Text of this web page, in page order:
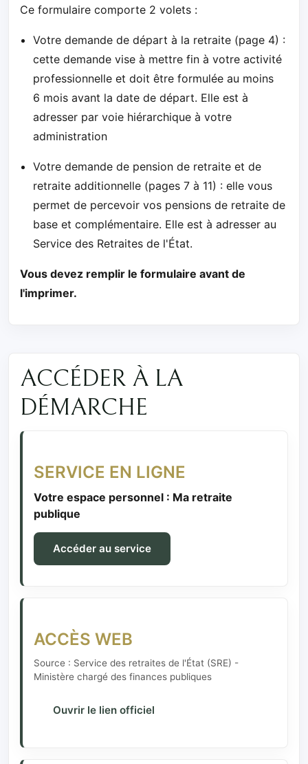
Ce formulaire comporte 2 volets :
Votre demande de départ à la retraite (page 4) :
cette demande vise à mettre fin à votre activité
professionnelle et doit être formulée au moins
6 mois avant la date de départ. Elle est à
adresser par voie hiérarchique à votre
administration
Votre demande de pension de retraite et de
retraite additionnelle (pages 7 à 11) : elle vous
permet de percevoir vos pensions de retraite de
base et complémentaire. Elle est à adresser au
Service des Retraites de l'État.
Vous devez remplir le formulaire avant de
l'imprimer.
ACCÉDER À LA
DÉMARCHE
SERVICE EN LIGNE
Votre espace personnel : Ma retraite
publique
Accéder au service
ACCÈS WEB
Source : Service des retraites de l'État (SRE) -
Ministère chargé des finances publiques
Ouvrir le lien officiel